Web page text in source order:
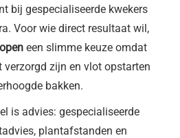
bij gespecialiseerde kwekers
Voor wie direct resultaat wil,
een slimme keuze omdat
zijn en vlot opstarten
bakken.
is advies: gespecialiseerde
plantafstanden en